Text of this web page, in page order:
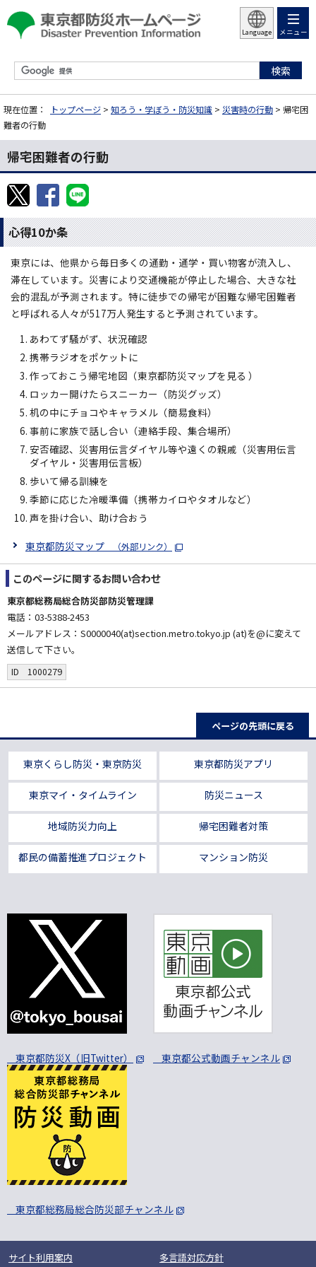
Language メニュー
現在位置： トップページ > 知ろう・学ぼう・防災知識 > 災害時の行動 > 帰宅困
難者の行動
帰宅困難者の行動
心得10か条
東京には、他県から毎日多くの通勤・通学・買い物客が流入し、
滞在しています。災害により交通機能が停止した場合、大きな社
会的混乱が予測されます。特に徒歩での帰宅が困難な帰宅困難者
と呼ばれる人々が517万人発生すると予測されています。
あわてず騒がず、状況確認
携帯ラジオをポケットに
作っておこう帰宅地図（東京都防災マップを見る ）
ロッカー開けたらスニーカー（防災グッズ）
机の中にチョコやキャラメル（簡易食料）
事前に家族で話し合い（連絡手段、集合場所）
安否確認、災害用伝言ダイヤル等や遠くの親戚（災害用伝言
ダイヤル・災害用伝言板）
歩いて帰る訓練を
季節に応じた冷暖準備（携帯カイロやタオルなど）
声を掛け合い、助け合おう
東京都防災マップ （外部リンク）
このページに関するお問い合わせ
東京都総務局総合防災部防災管理課
電話：03-5388-2453
メールアドレス：S0000040(at)section.metro.tokyo.jp (at)を@に変えて
送信して下さい。
ID 1000279
ページの先頭に戻る
東京くらし防災・東京防災 東京都防災アプリ
東京マイ・タイムライン 防災ニュース
地域防災力向上 帰宅困難者対策
都民の備蓄推進プロジェクト マンション防災
東京都防災X（旧Twitter） 東京都公式動画チャンネル
東京都総務局総合防災部チャンネル
サイト利用案内 多言語対応方針